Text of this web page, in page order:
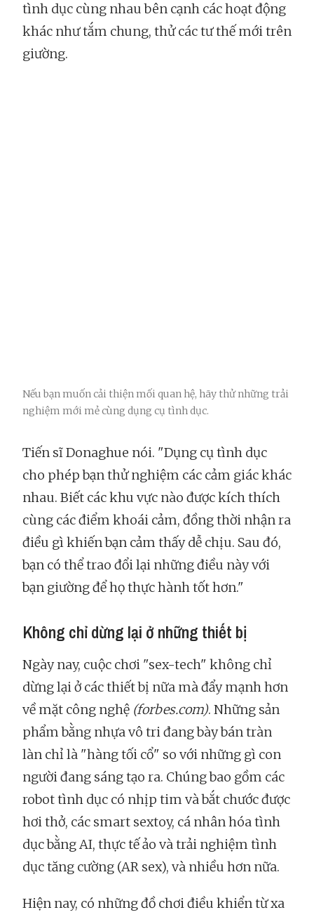
tình dục cùng nhau bên cạnh các hoạt động
khác như tắm chung, thử các tư thế mới trên
giường.
Nếu bạn muốn cải thiện mối quan hệ, hãy thử những trải
nghiệm mới mẻ cùng dụng cụ tình dục.
Tiến sĩ Donaghue nói. "Dụng cụ tình dục
cho phép bạn thử nghiệm các cảm giác khác
nhau. Biết các khu vực nào được kích thích
cùng các điểm khoái cảm, đồng thời nhận ra
điều gì khiến bạn cảm thấy dễ chịu. Sau đó,
bạn có thể trao đổi lại những điều này với
bạn giường để họ thực hành tốt hơn."
Không chỉ dừng lại ở những thiết bị
Ngày nay, cuộc chơi "sex-tech" không chỉ
dừng lại ở các thiết bị nữa mà đẩy mạnh hơn
về mặt công nghệ (forbes.com). Những sản
phẩm bằng nhựa vô tri đang bày bán tràn
làn chỉ là "hàng tối cổ" so với những gì con
người đang sáng tạo ra. Chúng bao gồm các
robot tình dục có nhịp tim và bắt chước được
hơi thở, các smart sextoy, cá nhân hóa tình
dục bằng AI, thực tế ảo và trải nghiệm tình
dục tăng cường (AR sex), và nhiều hơn nữa.
Hiện nay, có những đồ chơi điều khiển từ xa